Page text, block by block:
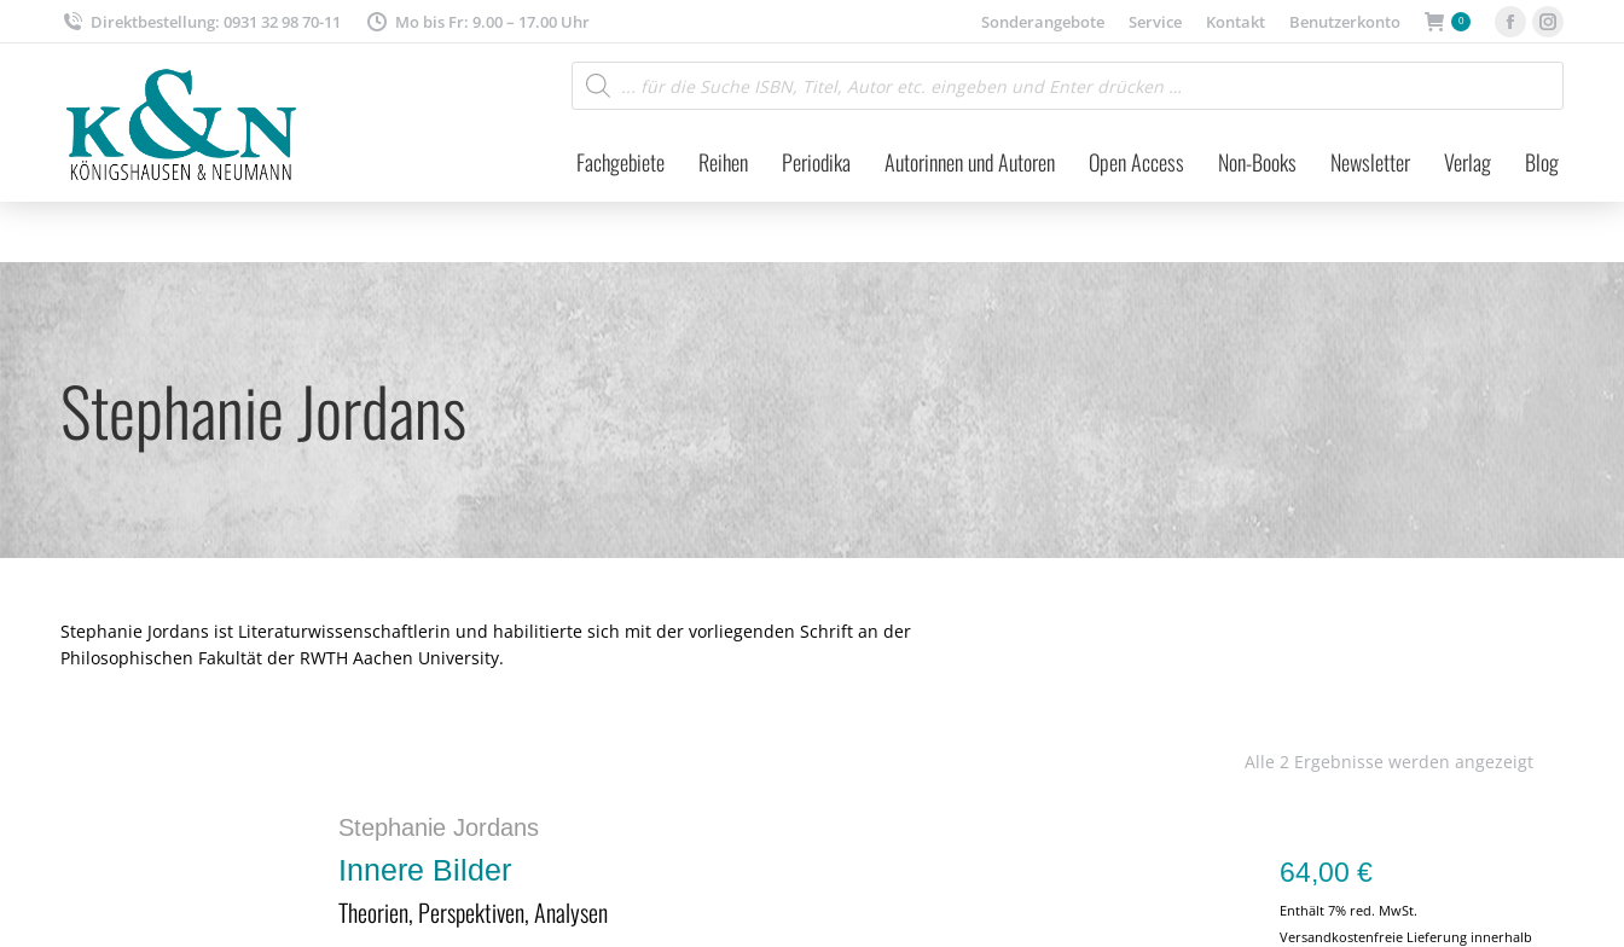
Direktbestellung: 0931 32 98 70-11 Mo bis Fr: 9.00 – 17.00 Uhr Sonderangebote Service Kontakt Benutzerkonto 0
Facebook
page
new
page
new
Products
search
Fachgebiete Reihen Periodika Autorinnen und Autoren Open Access Non-Books Newsletter Verlag Blog
Stephanie Jordans
Stephanie Jordans ist Literaturwissenschaftlerin und habilitierte sich mit der vorliegenden Schrift an der
Philosophischen Fakultät der RWTH Aachen University.
Alle 2 Ergebnisse werden angezeigt
Stephanie Jordans
Innere Bilder
Theorien, Perspektiven, Analysen
64,00 €
Enthält 7% red. MwSt.
Versandkostenfreie Lieferung innerhalb